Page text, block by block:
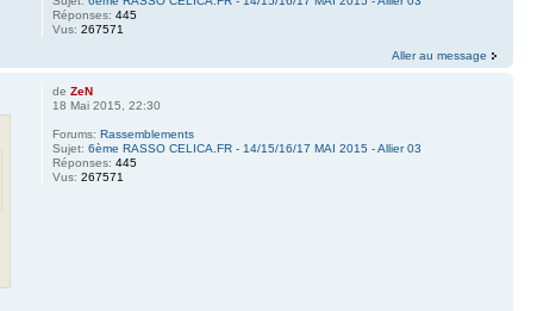
Réponses: 445
Vus: 267571
Aller au message
de ZeN
18 Mai 2015, 22:30
Forums: Rassemblements
Sujet: 6ème RASSO CELICA.FR - 14/15/16/17 MAI 2015 - Allier 03
Réponses: 445
Vus: 267571